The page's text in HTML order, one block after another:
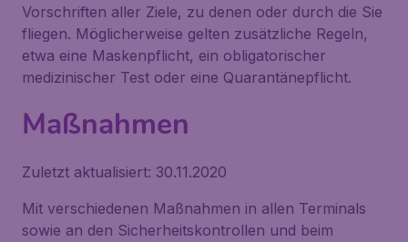
Vorschriften aller Ziele, zu denen oder durch die Sie
fliegen. Möglicherweise gelten zusätzliche Regeln,
etwa eine Maskenpflicht, ein obligatorischer
medizinischer Test oder eine Quarantänepflicht.
Maßnahmen
Zuletzt aktualisiert: 30.11.2020
Mit verschiedenen Maßnahmen in allen Terminals
sowie an den Sicherheitskontrollen und beim